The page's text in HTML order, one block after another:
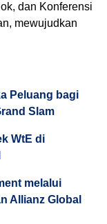
dan Konferensi
mewujudkan
Peluang bagi
Slam
WtE di
melalui
Allianz Global